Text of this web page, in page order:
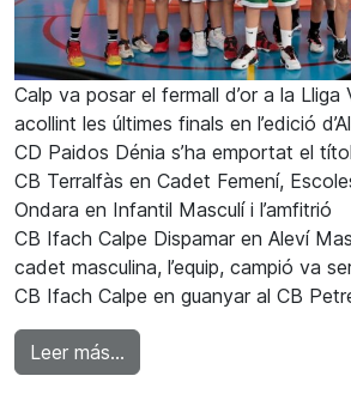
Calp va posar el fermall d’or a la Lliga
acollint les últimes finals en l’edició
CD Paidos Dénia s’ha emportat el
CB Terralfàs en Cadet Femení,
Ondara en Infantil Masculí i l’amfitrió
CB Ifach Calpe Dispamar en Aleví
cadet masculina, l’equip, campió va
CB Ifach Calpe en guanyar al CB
Leer más…